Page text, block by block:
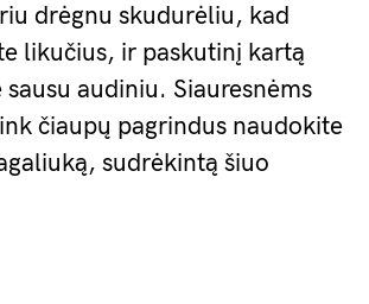
drėgnu skudurėliu, kad
likučius, ir paskutinį kartą
audiniu. Siauresnėms
čiaupų pagrindus naudokite
sudrėkintą šiuo